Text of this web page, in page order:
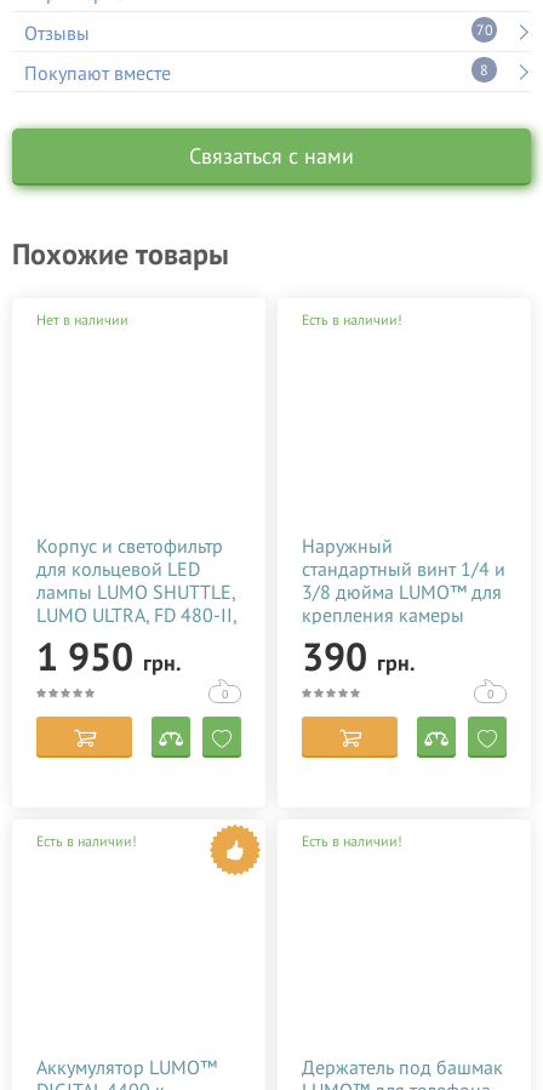
Отзывы
70
Покупают вместе 8
Связаться с нами
Похожие товары
Нет в наличии
Корпус и светофильтр
для кольцевой LED
лампы LUMO SHUTTLE,
LUMO ULTRA, FD 480-II,
FE 480-II, FS 480-II
1 950 грн.
0
Есть в наличии!
Наружный
стандартный винт 1/4 и
3/8 дюйма LUMO™ для
крепления камеры
390 грн.
0
Есть в наличии!
Аккумулятор LUMO™
Есть в наличии!
Держатель под башмак